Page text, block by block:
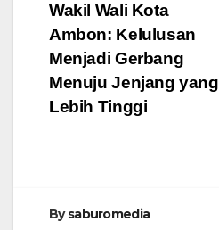
Wakil Wali Kota
Ambon: Kelulusan
Menjadi Gerbang
Menuju Jenjang yang
Lebih Tinggi
Bysaburomedia